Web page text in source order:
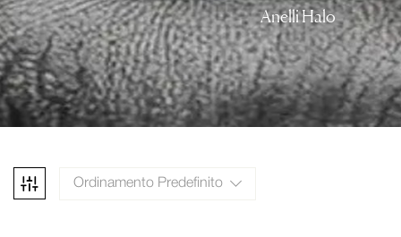
Anelli Halo
Ordinamento Predefinito